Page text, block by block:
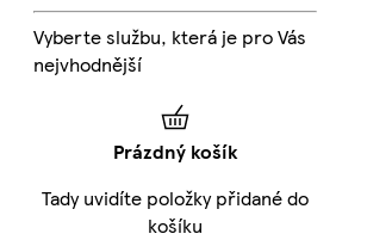
Vyberte službu, která je pro Vás
nejvhodnější
Prázdný košík
Tady uvidíte položky přidané do
košíku